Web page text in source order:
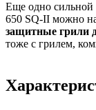
Еще одно сильной
650 SQ-II можно
защитные грили
тоже с грилем,